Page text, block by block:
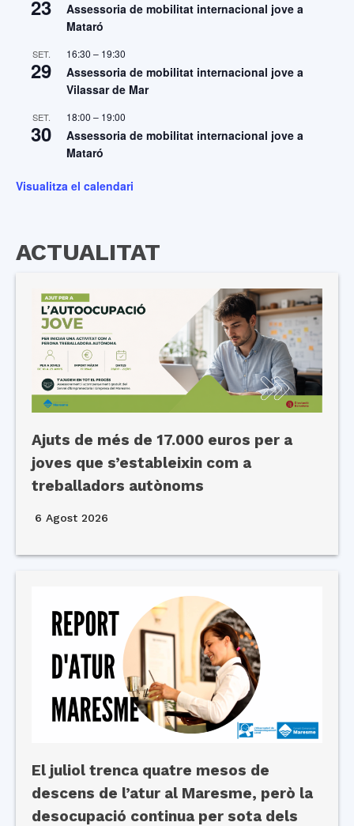
23
Assessoria de mobilitat internacional jove a
Mataró
SET.
29
16:30 – 19:30
Assessoria de mobilitat internacional jove a
Vilassar de Mar
SET.
30
18:00 – 19:00
Assessoria de mobilitat internacional jove a
Mataró
Visualitza el calendari
ACTUALITAT
Ajuts de més de 17.000 euros per a
joves que s’estableixin com a
treballadors autònoms
6 Agost 2026
El juliol trenca quatre mesos de
descens de l’atur al Maresme, però la
desocupació continua per sota dels